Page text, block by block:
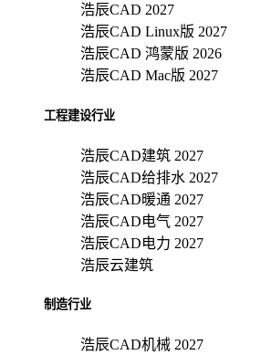
浩辰CAD 2027
浩辰CAD Linux版 2027
浩辰CAD 鸿蒙版 2026
浩辰CAD Mac版 2027
工程建设行业
浩辰CAD建筑 2027
浩辰CAD给排水 2027
浩辰CAD暖通 2027
浩辰CAD电气 2027
浩辰CAD电力 2027
浩辰云建筑
制造行业
浩辰CAD机械 2027